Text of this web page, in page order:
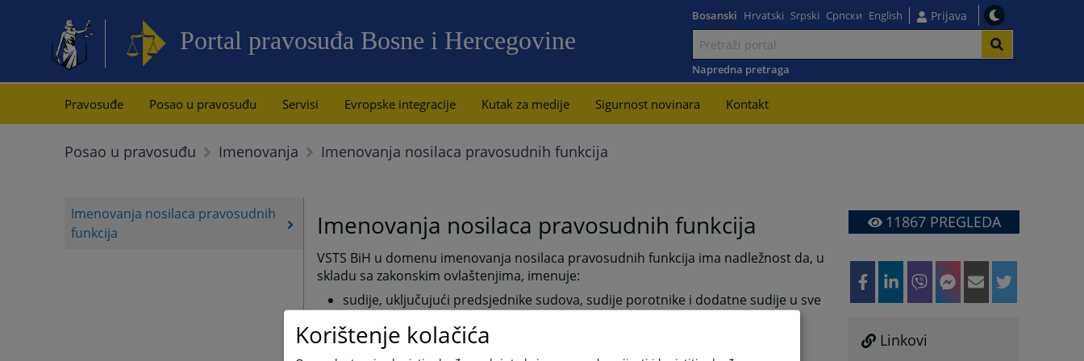
Portal pravosuđa Bosne i Hercegovine
sadržaj
Bosanski Hrvatski Srpski Српски English Prijava
Napredna pretraga
Pravosuđe Posao u pravosuđu Servisi Evropske integracije Kutak za medije Sigurnost novinara Kontakt
Posao u pravosuđu Imenovanja Imenovanja nosilaca pravosudnih funkcija
Imenovanja nosilaca pravosudnih
funkcija
Imenovanja nosilaca pravosudnih funkcija
VSTS BiH u domenu imenovanja nosilaca pravosudnih funkcija ima nadležnost da, u
skladu sa zakonskim ovlaštenjima, imenuje:
sudije, uključujući predsjednike sudova, sudije porotnike i dodatne sudije u sve
opštinskom nivou u Bosni i Hercegovini, uključujući Brčko Distrikt Bosne i
Hercegovine, sa izuzetkom ustavnih sudova entiteta Bosne i Hercegovine,
11867PREGLEDA
Linkovi
Korištenje kolačića